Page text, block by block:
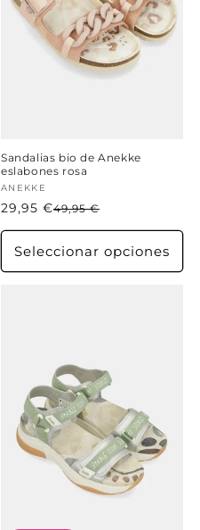
Sandalias bio de Anekke
eslabones rosa
Proveedor:
ANEKKE
habitual
49,95 €
de
oferta
29,95 €
Seleccionar opciones